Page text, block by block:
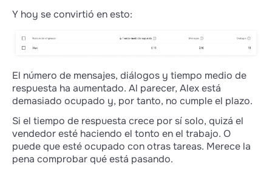
botón "sobre";
si el administrador respondió desde una
si la respuesta no fue dada desde Wazzup,
si funcionaba la automatización desde
CRM.
Si se activa la respuesta automática "Llamada
perdida" o "Primera entrada", el tiempo sigue
corriendo hasta que un gestor responde al
mensaje.
Si está activada la respuesta automática
Y hoy se convirtió en esto:
El número de mensajes, diálogos y tiempo medio de
respuesta ha aumentado. Al parecer, Alex está
demasiado ocupado y, por tanto, no cumple el plazo.
Si el tiempo de respuesta crece por sí solo, quizá el
vendedor esté haciendo el tonto en el trabajo. O
puede que esté ocupado con otras tareas. Merece la
pena comprobar qué está pasando.